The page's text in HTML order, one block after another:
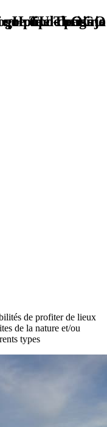
TU - LOGO
de profiter de lieux
de la nature et/ou
types
que tipo de viaje
pie de página
Home Turismo